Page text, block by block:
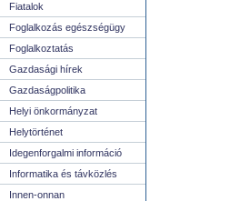
Fiatalok
Foglalkozás egészségügy
Foglalkoztatás
Gazdasági hírek
Gazdaságpolitika
Helyi önkormányzat
Helytörténet
Idegenforgalmi információ
Informatika és távközlés
Innen-onnan